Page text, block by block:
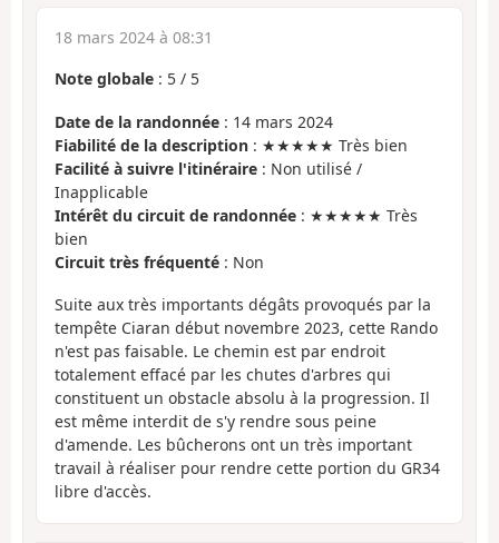
18 mars 2024 à 08:31
Note globale : 5 / 5
Date de la randonnée : 14 mars 2024
Fiabilité de la description : ★★★★★ Très bien
Facilité à suivre l'itinéraire : Non utilisé /
Inapplicable
Intérêt du circuit de randonnée : ★★★★★ Très
bien
Circuit très fréquenté : Non
Suite aux très importants dégâts provoqués par la
tempête Ciaran début novembre 2023, cette Rando
n'est pas faisable. Le chemin est par endroit
totalement effacé par les chutes d'arbres qui
constituent un obstacle absolu à la progression. Il
est même interdit de s'y rendre sous peine
d'amende. Les bûcherons ont un très important
travail à réaliser pour rendre cette portion du GR34
libre d'accès.